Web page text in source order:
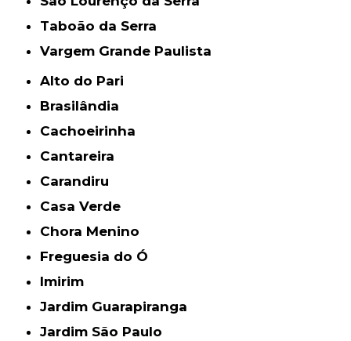
Taboão da Serra
Vargem Grande Paulista
Alto do Pari
Brasilândia
Cachoeirinha
Cantareira
Carandiru
Casa Verde
Chora Menino
Freguesia do Ó
Imirim
Jardim Guarapiranga
Jardim São Paulo